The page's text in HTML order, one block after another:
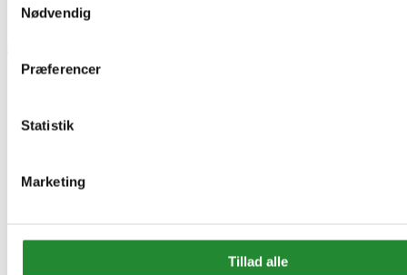
Nødvendig
Præferencer
Statistik
Marketing
Tillad alle
Gasgrill og Træpillegril